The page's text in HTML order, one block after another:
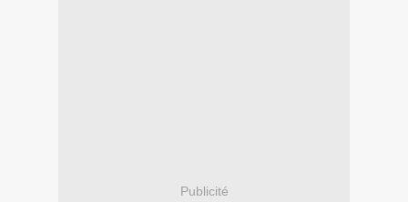
Publicité